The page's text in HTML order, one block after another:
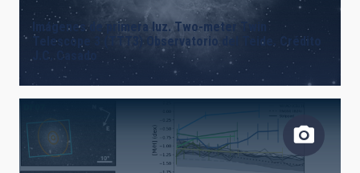
Imágenes de primera luz. Two-meter Twin
Telescope 3 (TTT3) Observatorio del Teide. Crédito
J.C. Casado